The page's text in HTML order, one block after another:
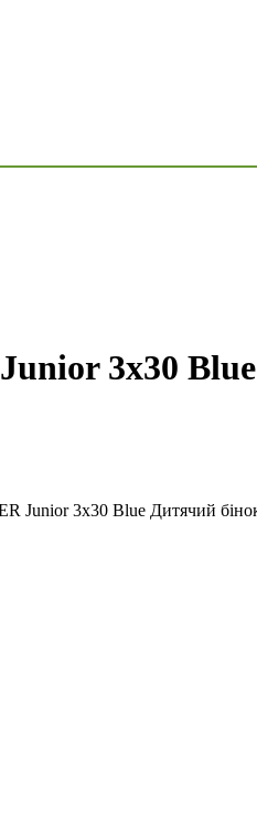
3x30 Blue